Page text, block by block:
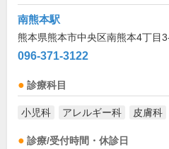
南熊本駅
熊本県熊本市中央区南熊本4丁目
096-371-3122
診療科目
小児科 アレルギー科 皮膚科
診療/受付時間・休診日